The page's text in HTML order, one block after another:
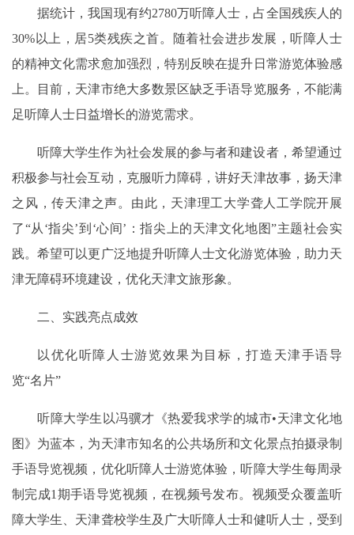
据统计，我国现有约2780万听障人士，占全国残疾人的
30%以上，居5类残疾之首。随着社会进步发展，听障人士
的精神文化需求愈加强烈，特别反映在提升日常游览体验感
上。目前，天津市绝大多数景区缺乏手语导览服务，不能满
足听障人士日益增长的游览需求。
听障大学生作为社会发展的参与者和建设者，希望通过
积极参与社会互动，克服听力障碍，讲好天津故事，扬天津
之风，传天津之声。由此，天津理工大学聋人工学院开展
了“从‘指尖’到‘心间’：指尖上的天津文化地图”主题社会实
践。希望可以更广泛地提升听障人士文化游览体验，助力天
津无障碍环境建设，优化天津文旅形象。
二、实践亮点成效
以优化听障人士游览效果为目标，打造天津手语导
览“名片”
听障大学生以冯骥才《热爱我求学的城市•天津文化地
图》为蓝本，为天津市知名的公共场所和文化景点拍摄录制
手语导览视频，优化听障人士游览体验，听障大学生每周录
制完成1期手语导览视频，在视频号发布。视频受众覆盖听
障大学生、天津聋校学生及广大听障人士和健听人士，受到